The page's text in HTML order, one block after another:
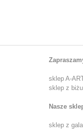
sklep A-
sklep z
Nasze
sklep z